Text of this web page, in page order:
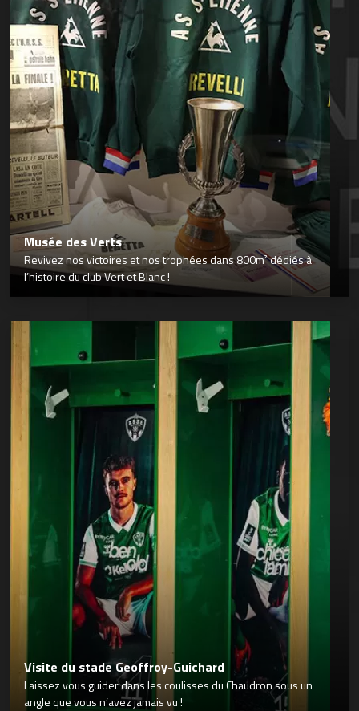
Musée des Verts
Revivez nos victoires et nos trophées dans 800m² dédiés à
l’histoire du club Vert et Blanc !
Visite du stade Geoffroy-Guichard
Laissez vous guider dans les coulisses du Chaudron sous un
angle que vous n’avez jamais vu !